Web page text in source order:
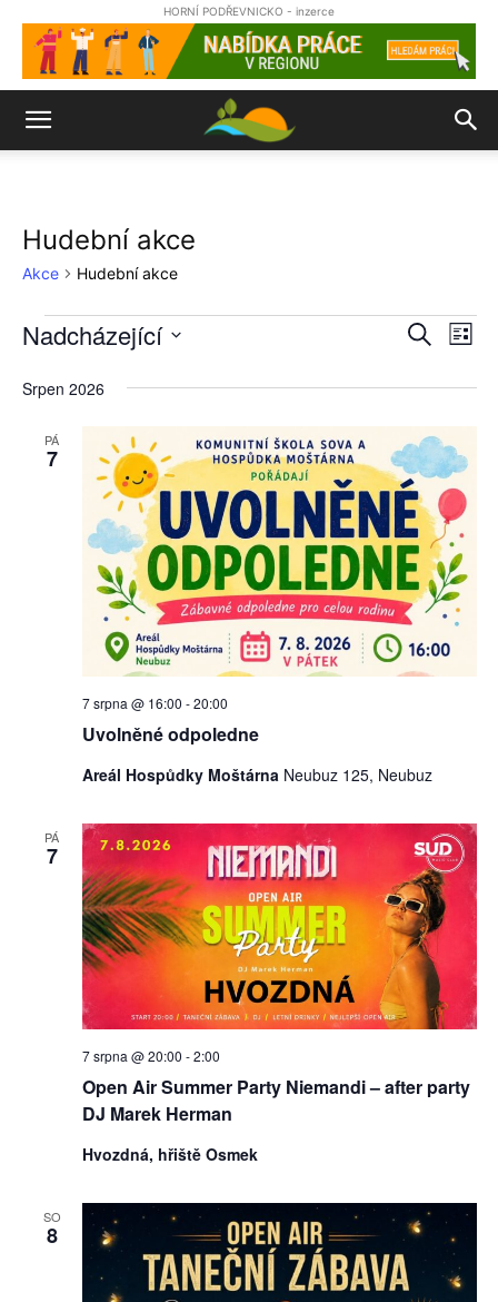
HORNÍ PODŘEVNICKO - inzerce
Hudební akce
Akce Hudební akce
Akce
pro
a
Akce
Hledat
Nadcházející
datum.
Srpen 2026
PÁ
7
Uvolněné odpoledne
7 srpna @ 16:00 -20:00
Areál Hospůdky Moštárna Neubuz 125, Neubuz
PÁ
7
Open Air Summer Party Niemandi – after party
DJ Marek Herman
7 srpna @ 20:00 -2:00
Hvozdná, hřiště Osmek
SO
8